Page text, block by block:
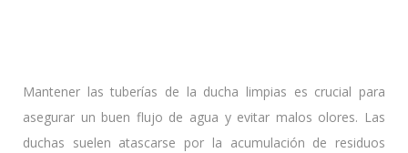
Mantener las tuberías de la ducha limpias es crucial para
asegurar un buen flujo de agua y evitar malos olores. Las
duchas suelen atascarse por la acumulación de residuos